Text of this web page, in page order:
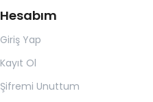
Hesabım
Giriş Yap
Kayıt Ol
Şifremi Unuttum